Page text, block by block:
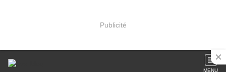
Publicité
MENU